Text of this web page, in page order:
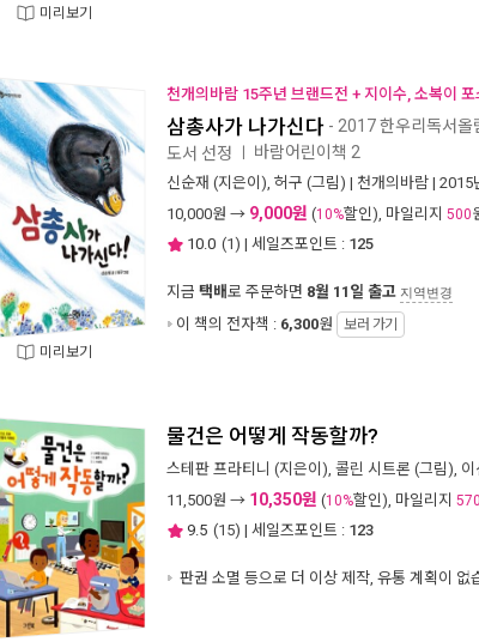
미리보기
미리보기
천개의바람 15주년 브랜드전 + 지이수, 소복이 포
삼총사가 나가신다 - 2017 한우리독서올
도서 선정 바람어린이책 2
신순재 (지은이), 허구 (그림) | 천개의바람 | 2015
10,000원 → 9,000원 (10%할인), 마일리지 500
10.0 (1) | 세일즈포인트 : 125
지금 택배로 주문하면 8월 11일 출고 지역변경
이 책의 전자책 : 6,300원 보러 가기
물건은 어떻게 작동할까?
스테판 프라티니 (지은이), 콜린 시트론 (그림), 이
11,500원 → 10,350원 (10%할인), 마일리지 570
9.5 (15) | 세일즈포인트 : 123
판권 소멸 등으로 더 이상 제작, 유통 계획이 없